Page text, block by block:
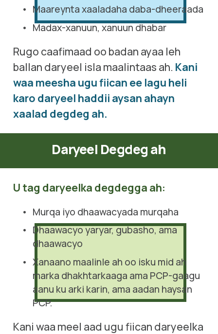
Maareynta xaaladaha daba-dheeraada
Madax-xanuun, xanuun dhabar
Rugo caafimaad oo badan ayaa leh
ballan daryeel isla maalintaas ah. Kani
waa meesha ugu fiican ee lagu heli
karo daryeel haddii aysan ahayn
xaalad degdeg ah.
Daryeel Degdeg ah
U tag daryeelka degdegga ah:
Murqa iyo dhaawacyada murqaha
Dhaawacyo yaryar, gubasho, ama
dhaawacyo
Xanaano maalinle ah oo isku mid ah
marka dhakhtarkaaga ama PCP-gaagu
aanu ku arki karin, ama aadan haysan
PCP.
Kani waa meel aad ugu fiican daryeelka